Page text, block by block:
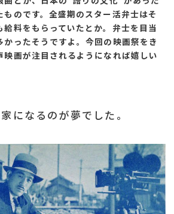
ものです。全盛期のスター活弁士はそ
給料をもらっていたとか。弁士を目当
かったそうですよ。今回の映画祭をき
映画が注目されるようになれば嬉しい
になるのが夢でした。